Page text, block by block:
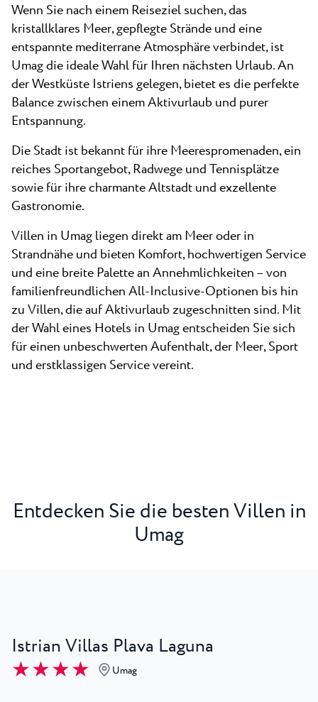
Aktivurlaub
Marinas
Gastronomie
Pepi Club
Alles Erkunden
Wenn Sie nach einem Reiseziel suchen, das
kristallklares Meer, gepflegte Strände und eine
entspannte mediterrane Atmosphäre verbindet, ist
Umag die ideale Wahl für Ihren nächsten Urlaub. An
der Westküste Istriens gelegen, bietet es die perfekte
Balance zwischen einem Aktivurlaub und purer
Entspannung.
Die Stadt ist bekannt für ihre Meerespromenaden, ein
reiches Sportangebot, Radwege und Tennisplätze
sowie für ihre charmante Altstadt und exzellente
Gastronomie.
Villen in Umag liegen direkt am Meer oder in
Strandnähe und bieten Komfort, hochwertigen Service
und eine breite Palette an Annehmlichkeiten – von
familienfreundlichen All-Inclusive-Optionen bis hin
zu Villen, die auf Aktivurlaub zugeschnitten sind. Mit
der Wahl eines Hotels in Umag entscheiden Sie sich
für einen unbeschwerten Aufenthalt, der Meer, Sport
und erstklassigen Service vereint.
Entdecken Sie die besten Villen in
Umag
Istrian Villas Plava Laguna
★ ★ ★ ★ Umag